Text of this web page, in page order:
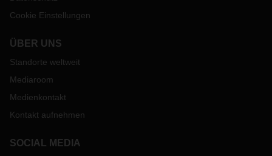
Cookie Einstellungen
ÜBER UNS
Standorte weltweit
Mediaroom
Medienkontakt
Kontakt aufnehmen
SOCIAL MEDIA